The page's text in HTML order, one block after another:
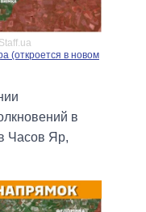
(откроется в новом
в
Часов Яр,